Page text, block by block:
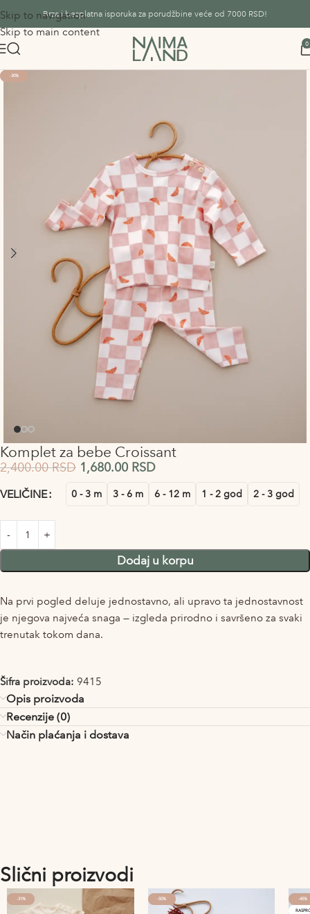
Skip to navigation
Skip to main content
Brza i besplatna isporuka za porudžbine veće od 7000 RSD!
0
-30%
Komplet za bebe Croissant
2,400.00RSD 1,680.00 RSD
VELIČINE 0 - 3 m 3 - 6 m 6 - 12 m 1 - 2 god 2 - 3 god
Dodaj u korpu
Alternative:
Na prvi pogled deluje jednostavno, ali upravo ta jednostavnost
je njegova najveća snaga — izgleda prirodno i savršeno za svaki
trenutak tokom dana.
Šifra proizvoda: 9415
Opis proizvoda
Recenzije (0)
Način plaćanja i dostava
Slični proizvodi
-31% -50% -45%